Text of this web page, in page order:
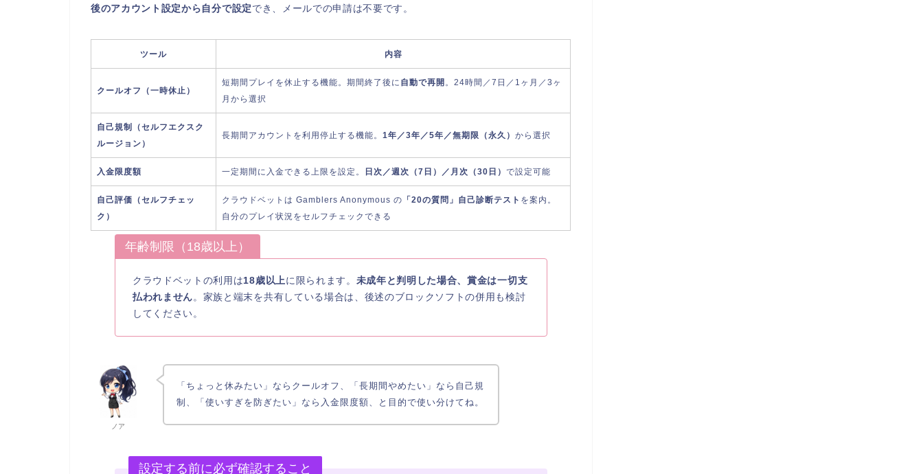
後のアカウント設定から自分で設定 でき、メールでの申請は不要です。
ツール 内容
クールオフ（一時休止）
短期間プレイを休止する機能。期間終了後に 自動で再開 。24時間／7日／1ヶ月／3ヶ
月から選択
自己規制（セルフエクスク
ルージョン）
長期間アカウントを利用停止する機能。 1年／3年／5年／無期限（永久） から選択
入金限度額 一定期間に入金できる上限を設定。 日次／週次（7日）／月次（30日） で設定可能
自己評価（セルフチェッ
ク）
クラウドベットは Gamblers Anonymous の 「20の質問」自己診断テスト を案内。
自分のプレイ状況をセルフチェックできる
年齢制限（18歳以上）
クラウドベットの利用は18歳以上に限られます。 未成年と判明した場合、賞金は一切支
払われません。家族と端末を共有している場合は、後述のブロックソフトの併用も検討
してください。
ノア
「ちょっと休みたい」ならクールオフ、「長期間やめたい」なら自己規
制、「使いすぎを防ぎたい」なら入金限度額、と目的で使い分けてね。
設定する前に必ず確認すること